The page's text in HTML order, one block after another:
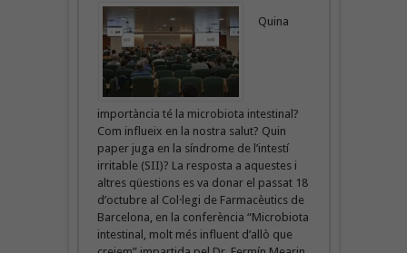
Quina
importància té la microbiota intestinal?
Com influeix en la nostra salut? Quin
paper juga en la síndrome de l’intestí
irritable (SII)? La resposta a aquestes i
altres qüestions es va donar el passat 18
d’octubre al Col·legi de Farmacèutics de
Barcelona, en la conferència “Microbiota
intestinal, molt més influent d’allò que